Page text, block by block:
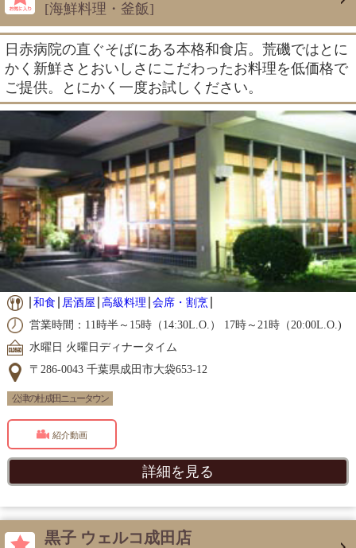
[海鮮料理・釜飯]
日赤病院の直ぐそばにある本格和食店。荒磯ではとに
かく新鮮さとおいしさにこだわったお料理を低価格で
ご提供。とにかく一度お試しください。
和食 居酒屋 高級料理 会席・割烹
営業時間：11時半～15時（14:30L.O.） 17時～21時（20:00L.O.)
水曜日 火曜日ディナータイム
〒286-0043 千葉県成田市大袋653-12
公津の杜 成田ニュータウン
紹介動画
詳細を見る
黒子 ウェルコ成田店